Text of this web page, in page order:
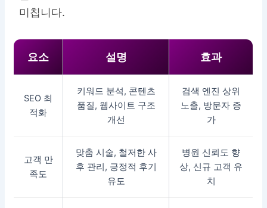
미칩니다.
요소 설명 효과
SEO 최
적화
키워드 분석, 콘텐츠
품질, 웹사이트 구조
개선
검색 엔진 상위
노출, 방문자 증
가
고객 만
족도
맞춤 시술, 철저한 사
후 관리, 긍정적 후기
유도
병원 신뢰도 향
상, 신규 고객 유
치